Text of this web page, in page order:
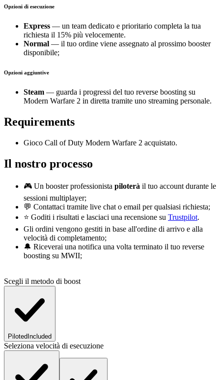
Opzioni di esecuzione
Express — un team dedicato e prioritario completa la tua
richiesta il 15% più velocemente.
Normal — il tuo ordine viene assegnato al prossimo booster
disponibile;
Opzioni aggiuntive
Steam — guarda i progressi del tuo reverse boosting su
Modern Warfare 2 in diretta tramite uno streaming personale.
Requirements
Gioco Call of Duty Modern Warfare 2 acquistato.
Il nostro processo
🎮 Un booster professionista piloterà il tuo account durante le
sessioni multiplayer;
💬 Contattaci tramite live chat o email per qualsiasi richiesta;
⭐ Goditi i risultati e lasciaci una recensione su Trustpilot.
Gli ordini vengono gestiti in base all'ordine di arrivo e alla
velocità di completamento;
🔔 Riceverai una notifica una volta terminato il tuo reverse
boosting su MWII;
Scegli il metodo di boost
Piloted Included
Seleziona velocità di esecuzione